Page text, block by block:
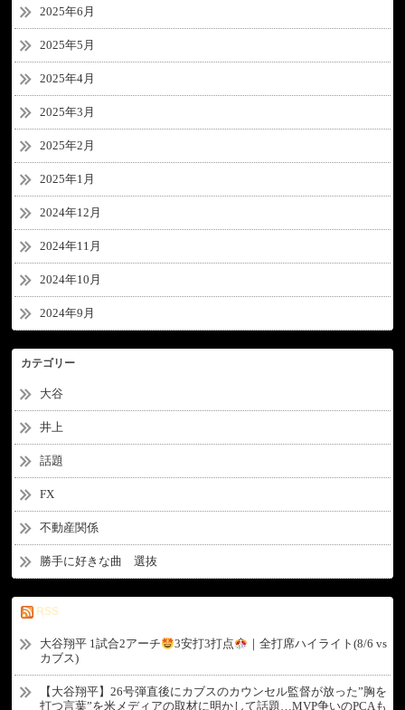
2025年6月
2025年5月
2025年4月
2025年3月
2025年2月
2025年1月
2024年12月
2024年11月
2024年10月
2024年9月
カテゴリー
大谷
井上
話題
FX
不動産関係
勝手に好きな曲 選抜
RSS
大谷翔平 1試合2アーチ 3安打3打点
｜全打席ハイライト(8/6 vs
カブス)
【大谷翔平】26号弾直後にカブスのカウンセル監督が放った”胸を
打つ言葉”を米メディアの取材に明かして話題…MVP争いのPCAも